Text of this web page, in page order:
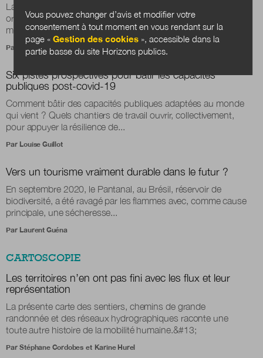
La recherche-utilisateur est en plein boom : dans les
organisations privées et publiques mais aussi dans les
médias, lorsqu’ils relaient l’appel du...
Par un collectif d'auteurs et d'autrices
Six pistes prospectives pour bâtir les capacités
publiques post-covid-19
Comment bâtir des capacités publiques adaptées au monde
qui vient ? Quels chantiers de travail ouvrir, collectivement,
pour appuyer la résilience de...
Par Louise Guillot
Vers un tourisme vraiment durable dans le futur ?
En septembre 2020, le Pantanal, au Brésil, réservoir de
biodiversité, a été ravagé par les flammes avec, comme cause
principale, une sécheresse...
Par Laurent Guéna
CARTOSCOPIE
Les territoires n’en ont pas fini avec les flux et leur
représentation
La présente carte des sentiers, chemins de grande
randonnée et des réseaux hydrographiques raconte une
toute autre histoire de la mobilité humaine.&#13;
Par Stéphane Cordobes et Karine Hurel
Vous pouvez changer d’avis et modifier votre
consentement à tout moment en vous rendant sur la
page « Gestion des cookies», accessible dans la
partie basse du site Horizons publics.